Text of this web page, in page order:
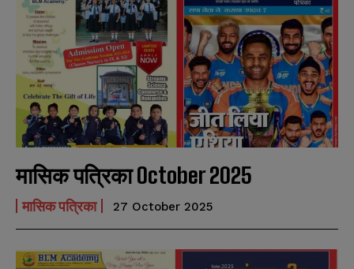
मासिक पत्रिका October 2025
मासिक पत्रिका 27 October 2025